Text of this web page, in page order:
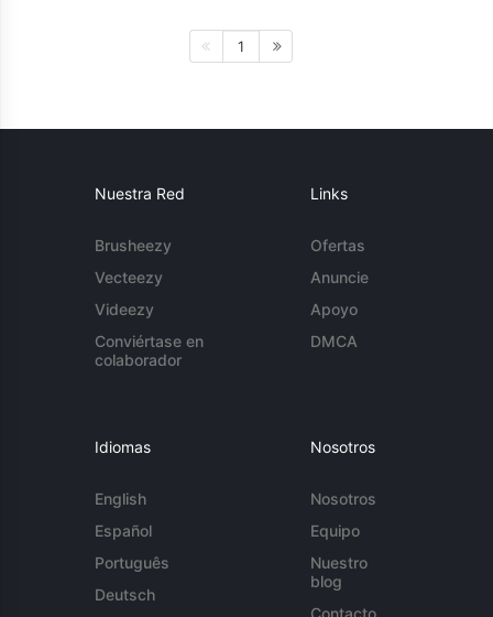
1
Nuestra Red
Brusheezy
Vecteezy
Videezy
Conviértase en
colaborador
Links
Ofertas
Anuncie
Apoyo
DMCA
Idiomas
English
Español
Português
Deutsch
Nosotros
Nosotros
Equipo
Nuestro
blog
Contacto